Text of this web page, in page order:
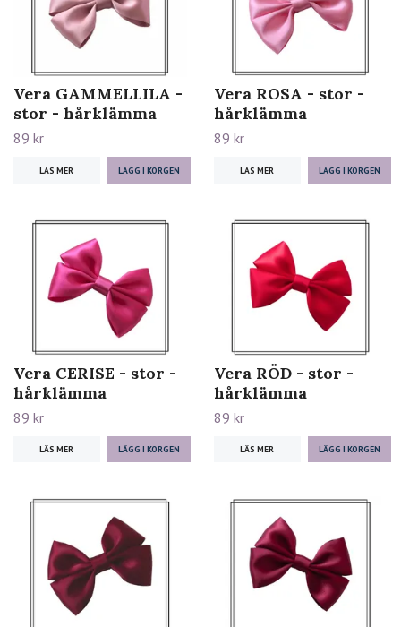
Vera GAMMELLILA -
stor - hårklämma
89 kr
LÄS MER
Vera ROSA - stor -
hårklämma
89 kr
LÄS MER
Vera CERISE - stor -
hårklämma
89 kr
LÄS MER
Vera RÖD - stor -
hårklämma
89 kr
LÄS MER